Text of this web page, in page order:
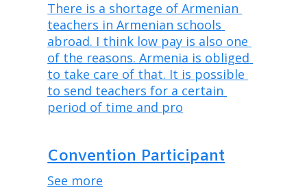
There is a shortage of Armenian
teachers in Armenian schools
abroad. I think low pay is also one
of the reasons. Armenia is obliged
to take care of that. It is possible
to send teachers for a certain
period of time and pro
Convention Participant
See more